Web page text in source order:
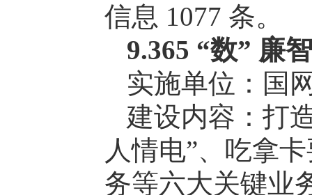
信息 1077 条。
9.365 “数” 廉
实施单位：国
建设内容：打
人情电”、吃拿
务等六大关键业